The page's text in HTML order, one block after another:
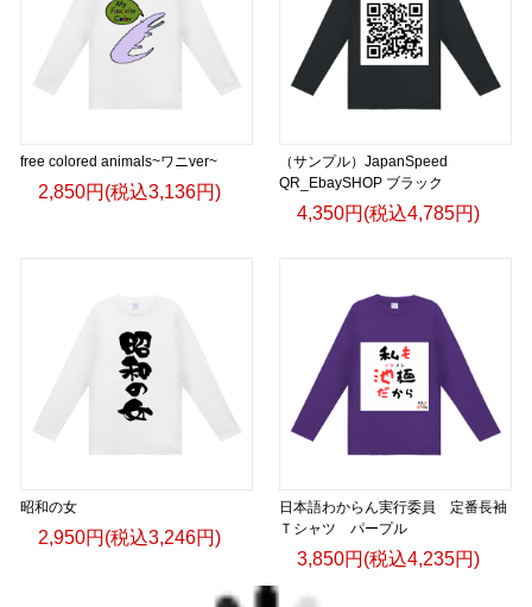
free colored animals~ワニver~
2,850円(税込3,136円)
（サンプル）JapanSpeed
QR_EbaySHOP ブラック
4,350円(税込4,785円)
昭和の女
2,950円(税込3,246円)
日本語わからん実行委員 定番長袖
Ｔシャツ パープル
3,850円(税込4,235円)